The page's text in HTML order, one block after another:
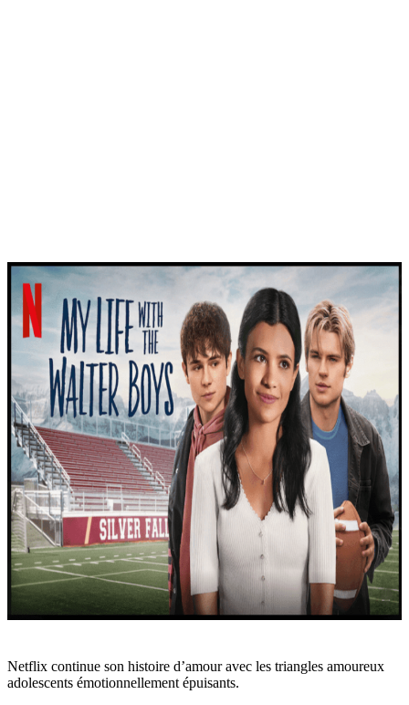
Netflix continue son histoire d’amour avec les triangles amoureux
adolescents émotionnellement épuisants.